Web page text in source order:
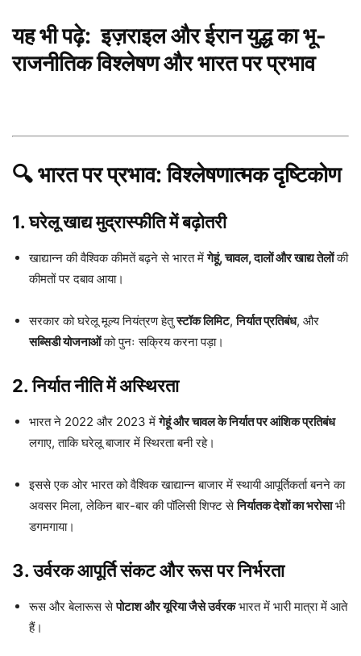
यह भी पढ़े: इज़राइल और ईरान युद्ध का भू-
राजनीतिक विश्लेषण और भारत पर प्रभाव
🔍 भारत पर प्रभाव: विश्लेषणात्मक दृष्टिकोण
1.घरेलू खाद्य मुद्रास्फीति में बढ़ोतरी
खाद्यान्न की वैश्विक कीमतें बढ़ने से भारत मेंगेहूं, चावल, दालों और खाद्य तेलोंकी
कीमतों पर दबाव आया।
सरकार को घरेलू मूल्य नियंत्रण हेतुस्टॉक लिमिट,निर्यात प्रतिबंध, और
सब्सिडी योजनाओंको पुनः सक्रिय करना पड़ा।
2.निर्यात नीति में अस्थिरता
भारत ने 2022 और 2023 मेंगेहूं और चावल के निर्यात पर आंशिक प्रतिबंध
लगाए, ताकि घरेलू बाजार में स्थिरता बनी रहे।
इससे एक ओर भारत को वैश्विक खाद्यान्न बाजार में स्थायी आपूर्तिकर्ता बनने का
अवसर मिला, लेकिन बार-बार की पॉलिसी शिफ्ट सेनिर्यातक देशों का भरोसाभी
डगमगाया।
3.उर्वरक आपूर्ति संकट और रूस पर निर्भरता
रूस और बेलारूस सेपोटाश और यूरिया जैसे उर्वरकभारत में भारी मात्रा में आते
हैं।